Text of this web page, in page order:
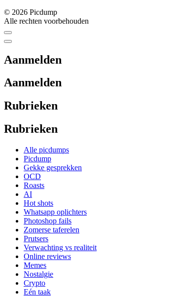
© 2026 Picdump
Alle rechten voorbehouden
Aanmelden
Aanmelden
Rubrieken
Rubrieken
Alle picdumps
Picdump
Gekke gesprekken
OCD
Roasts
AI
Hot shots
Whatsapp oplichters
Photoshop fails
Zomerse taferelen
Prutsers
Verwachting vs realiteit
Online reviews
Memes
Nostalgie
Crypto
Eén taak